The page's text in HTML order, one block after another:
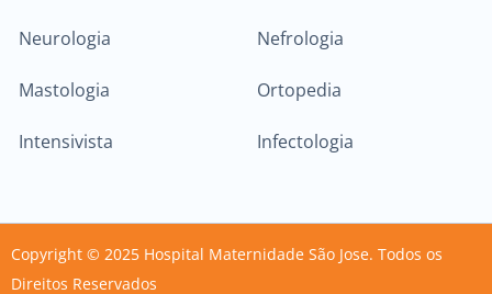
Neurologia Nefrologia
Mastologia Ortopedia
Intensivista Infectologia
Copyright © 2025 Hospital Maternidade São Jose. Todos os
Direitos Reservados